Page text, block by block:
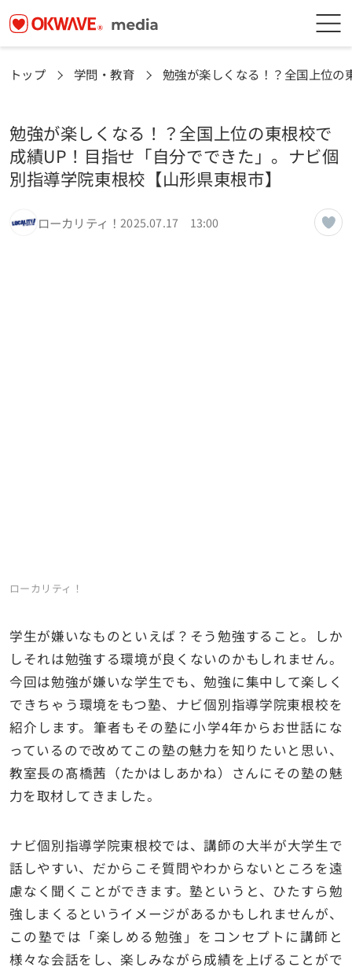
トップ 学問・教育 勉強が楽しくなる！？全国上位
勉強が楽しくなる！？全国上位の東根校で
成績UP！目指せ「自分でできた」。ナビ個
別指導学院東根校【山形県東根市】
ローカリティ！2025.07.17 13:00
ローカリティ！
学生が嫌いなものといえば？そう勉強すること。しか
しそれは勉強する環境が良くないのかもしれません。
今回は勉強が嫌いな学生でも、勉強に集中して楽しく
できちゃう環境をもつ塾、ナビ個別指導学院東根校を
紹介します。筆者もその塾に小学4年からお世話にな
っているので改めてこの塾の魅力を知りたいと思い、
教室長の髙橋茜（たかはしあかね）さんにその塾の魅
力を取材してきました。
ナビ個別指導学院東根校では、講師の大半が大学生で
話しやすい、だからこそ質問やわからないところを遠
慮なく聞くことができます。塾というと、ひたすら勉
強しまくるというイメージがあるかもしれませんが、
この塾では「楽しめる勉強」をコンセプトに講師と
様々な会話をし、楽しみながら成績を上げることがで